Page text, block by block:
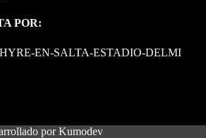
POR:
EN-SALTA-ESTADIO-DELMI
porKumodev